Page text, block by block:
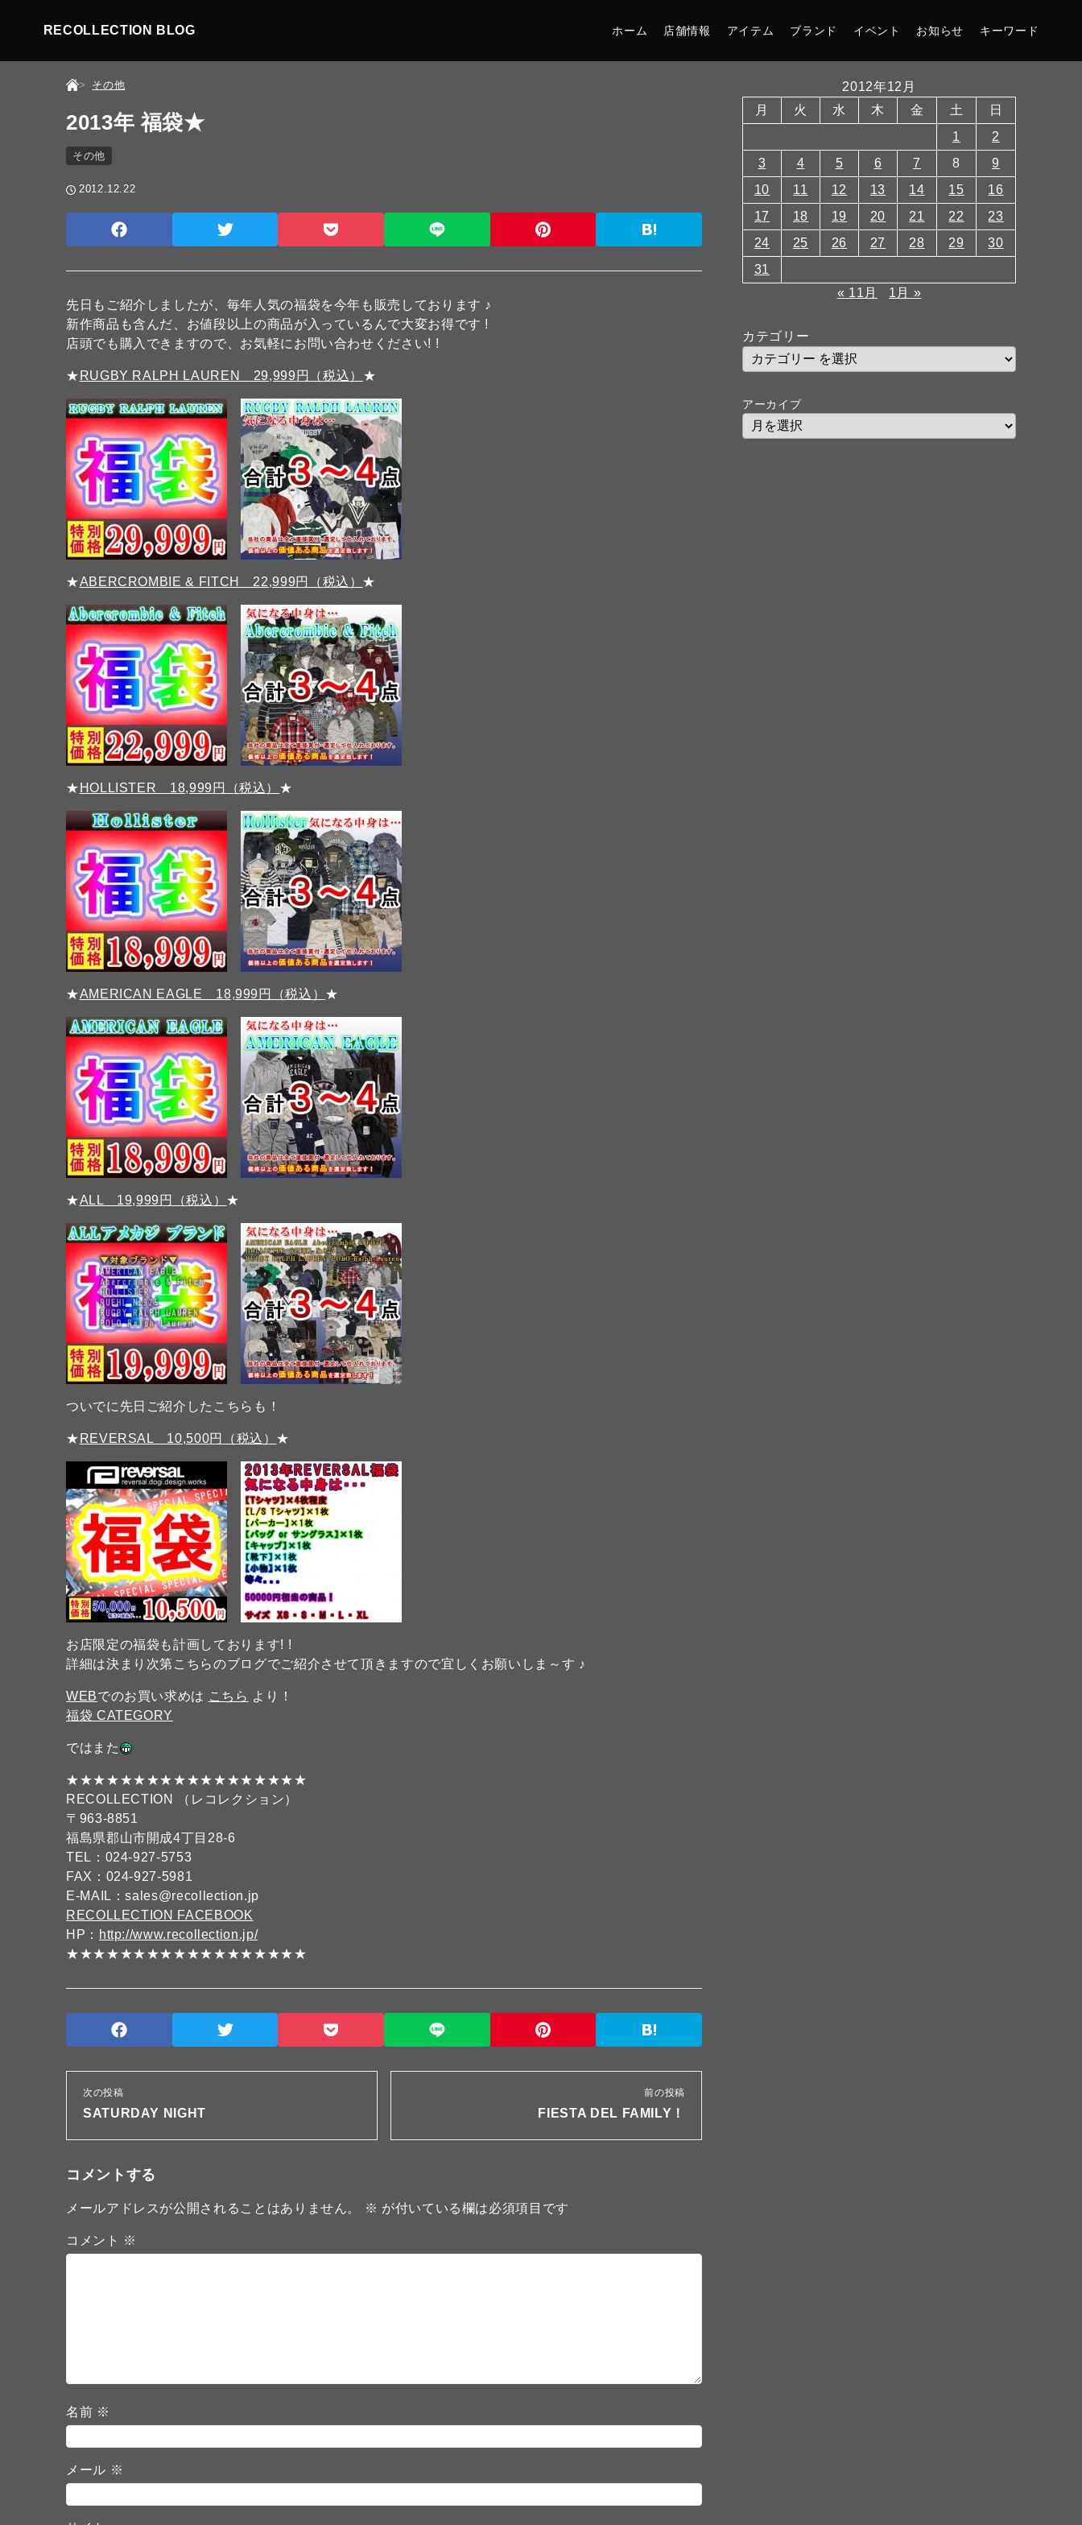
RECOLLECTION BLOG ホーム 店舗情報 アイテム ブランド イベント お知らせ キーワード
その他
2013年 福袋★
その他
2012.12.22
先日もご紹介しましたが、毎年人気の福袋を今年も販売しております ♪
新作商品も含んだ、お値段以上の商品が入っているんで大変お得です !
店頭でも購入できますので、お気軽にお問い合わせください! !
★ RUGBY RALPH LAUREN 29,999円（税込） ★
★ABERCROMBIE & FITCH 22,999円（税込） ★
★ HOLLISTER 18,999円（税込） ★
★AMERICAN EAGLE 18,999円（税込） ★
★ALL 19,999円（税込） ★
ついでに先日ご紹介したこちらも！
★ REVERSAL 10,500円（税込） ★
お店限定の福袋も計画しております! !
詳細は決まり次第こちらのブログでご紹介させて頂きますので宜しくお願いしま～す ♪
WEBでのお買い求めは こちら より！
福袋 CATEGORY
ではまた
★★★★★★★★★★★★★★★★★★
RECOLLECTION （レコレクション）
〒963-8851
福島県郡山市開成4丁目28-6
TEL：024-927-5753
FAX：024-927-5981
E-MAIL：sales@recollection.jp
RECOLLECTION FACEBOOK
HP： http://www.recollection.jp/
★★★★★★★★★★★★★★★★★★
次の投稿
SATURDAY NIGHT
前の投稿
FIESTA DEL FAMILY！
コメントする
メールアドレスが公開されることはありません。 ※ が付いている欄は必須項目です
コメント ※
名前 ※
メール ※
2012年12月
月
火 水 木 金 土
日
1
2
3
4 5 6 7 8
9
10
11 12 13 14 15
16
17
18 19 20 21 22
23
24
25 26 27 28 29
30
31
« 11月
1月 »
カテゴリー
アーカイブ